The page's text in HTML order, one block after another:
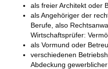
als freier Architekt oder
als Angehöriger der
Berufe, also
Wirtschaftsprüfer:
als Vormund oder
verschiedenen
Abdeckung